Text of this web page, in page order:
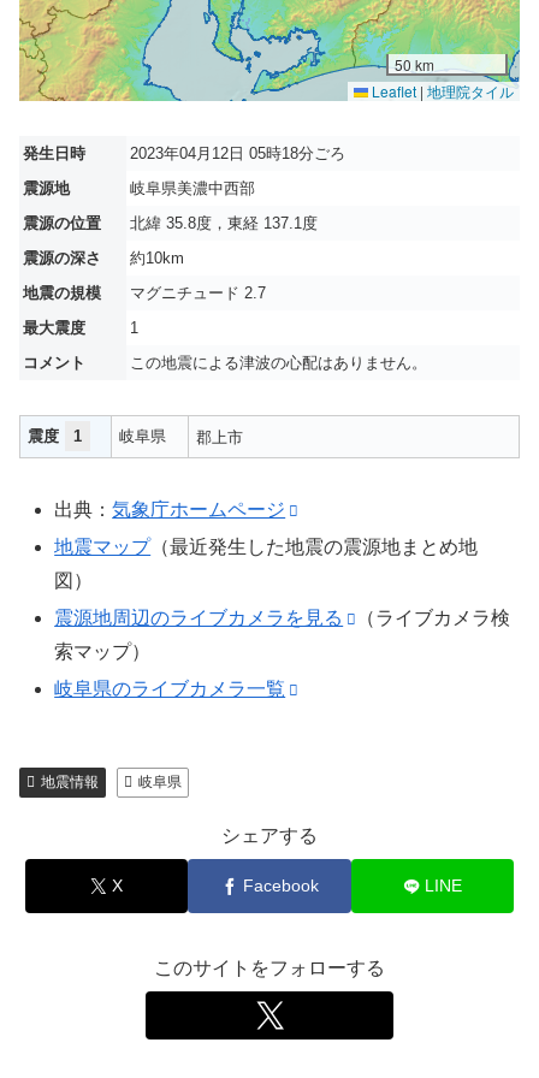
50 km
Leaflet | 地理院タイル
発生日時
2023年04月12日 05時18分ごろ
震源地
岐阜県美濃中西部
震源の位置
北緯 35.8度，東経 137.1度
震源の深さ
約10km
地震の規模
マグニチュード 2.7
最大震度
1
コメント
この地震による津波の心配はありません。
震度 1 岐阜県 郡上市
出典：気象庁ホームページ
地震マップ（最近発生した地震の震源地まとめ地
図）
震源地周辺のライブカメラを見る
（ライブカメラ検
索マップ）
岐阜県のライブカメラ一覧
地震情報 岐阜県
シェアする
X Facebook LINE
このサイトをフォローする